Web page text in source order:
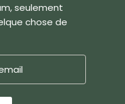
seulement
chose de